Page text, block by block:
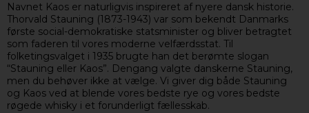
Navnet Kaos er naturligvis inspireret af nyere dansk historie.
Thorvald Stauning (1873-1943) var som bekendt Danmarks
første social-demokratiske statsminister og bliver betragtet
som faderen til vores moderne velfærdsstat. Til
folketingsvalget i 1935 brugte han det berømte slogan
“Stauning eller Kaos”. Dengang valgte danskerne Stauning,
men du behøver ikke at vælge. Vi giver dig både Stauning
og Kaos ved at blende vores bedste rye og vores bedste
røgede whisky i et forunderligt fællesskab.